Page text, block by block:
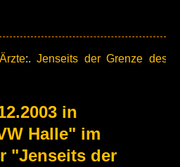
:.Jenseits der Grenze des
in
Halle" im
"Jenseits der